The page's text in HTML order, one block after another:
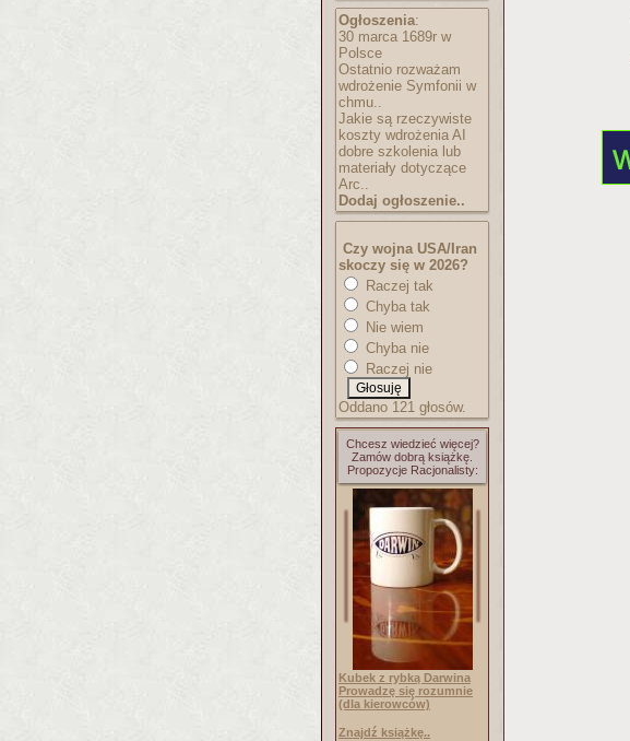
Ogłoszenia:
30 marca 1689r w
Polsce
Ostatnio rozważam
wdrożenie Symfonii w
chmu..
Jakie są rzeczywiste
koszty wdrożenia AI
dobre szkolenia lub
materiały dotyczące
Arc..
Dodaj ogłoszenie..
Czy wojna USA/Iran
skoczy się w 2026?
Raczej tak
Chyba tak
Nie wiem
Chyba nie
Raczej nie
Oddano 121 głosów.
Chcesz wiedzieć więcej?
Zamów dobrą książkę.
Propozycje Racjonalisty:
Kubek z rybką Darwina
Prowadzę się rozumnie
(dla kierowców)
Znajdź książkę..